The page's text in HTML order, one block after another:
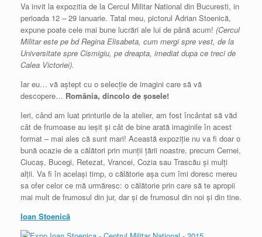
Va invit la expozitia de la Cercul Militar National din Bucuresti, in
perioada 12 – 29 ianuarie. Tatal meu, pictorul Adrian Stoenică,
expune poate cele mai bune lucrări ale lui de până acum! (Cercul
Militar este pe bd Regina Elisabeta, cum mergi spre vest, de la
Universitate spre Cismigiu, pe dreapta, imediat dupa ce treci de
Calea Victoriei).
Iar eu… vă aștept cu o selecție de imagini care să vă
descopere… România, dincolo de șosele!
Ieri, când am luat printurile de la atelier, am fost încântat să văd
cât de frumoase au ieșit și cât de bine arată imaginile în acest
format – mai ales că sunt mari! Această expoziție nu va fi doar o
bună ocazie de a călători prin munții țării noastre, precum Cernei,
Ciucaș, Bucegi, Retezat, Vrancei, Cozia sau Trascău și mulți
alții. Va fi în același timp, o călătorie așa cum îmi doresc mereu
sa ofer celor ce mă urmăresc: o călătorie prin care să te apropii
mai mult de frumosul din jur, dar și de frumosul din noi și din tine.
Ioan Stoenică